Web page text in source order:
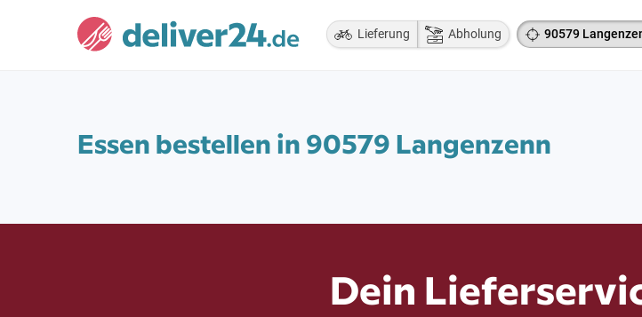
Lieferung Abholung 90579
Essen bestellen in 90579 Langenzenn
Dein